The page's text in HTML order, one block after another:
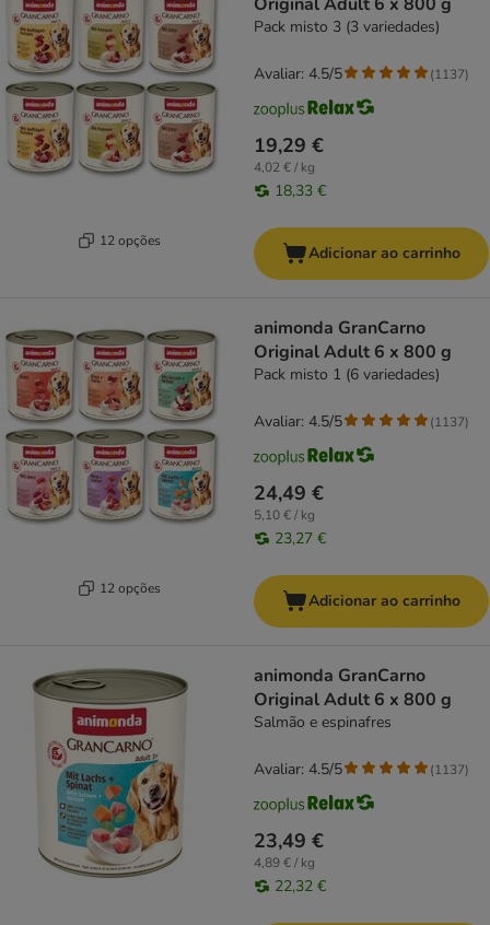
12 opções
Pack misto 3 (3 variedades)
19,29 €
4,02 € / kg
18,33 €
Avaliar: 4.5/5 (1137)
Adicionar ao carrinho
12 opções
animonda GranCarno
Original Adult 6 x 800 g
Pack misto 1 (6 variedades)
24,49 €
5,10 € / kg
23,27 €
Avaliar: 4.5/5 (1137)
Adicionar ao carrinho
animonda GranCarno
Original Adult 6 x 800 g
Salmão e espinafres
23,49 €
4,89 € / kg
22,32 €
Avaliar: 4.5/5 (1137)